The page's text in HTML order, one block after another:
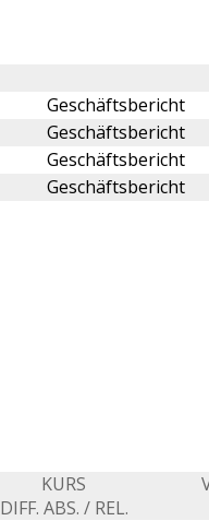
Geschäftsbericht
Geschäftsbericht
Geschäftsbericht
Geschäftsbericht
KURS
DIFF. ABS. / REL.